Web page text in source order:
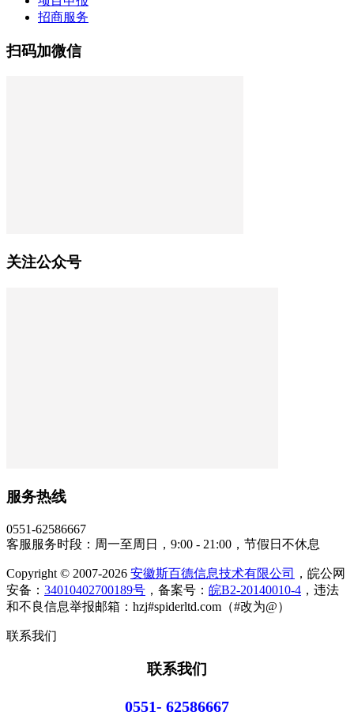
招商服务
扫码加微信
关注公众号
服务热线
0551-62586667
客服服务时段：周一至周日，9:00 - 21:00，节假日不休息
Copyright © 2007-2026 安徽斯百德信息技术有限公司
，皖公网
安备： 34010402700189号 ，备案号： 皖B2-20140010-4 ，违法
和不良信息举报邮箱：hzj#spiderltd.com（#改为@）
联系我们
联系我们
0551- 62586667